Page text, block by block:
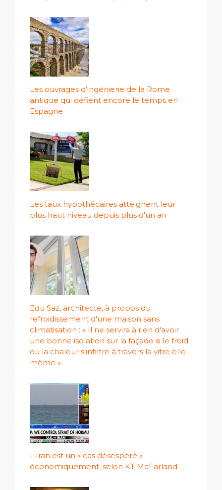
Les ouvrages d'ingénierie de la Rome
antique qui défient encore le temps en
Espagne
Les taux hypothécaires atteignent leur
plus haut niveau depuis plus d'un an
Edu Saz, architecte, à propos du
refroidissement d'une maison sans
climatisation : « Il ne servira à rien d'avoir
une bonne isolation sur la façade si le froid
ou la chaleur s'infiltre à travers la vitre elle-
même »
L'Iran est un « cas désespéré »
économiquement, selon KT McFarland